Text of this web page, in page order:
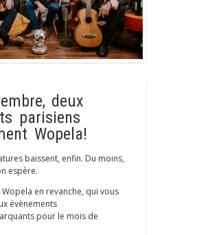
deux
parisiens
Wopela!
baissent, enfin. Du moins,
espère.
Wopela en revanche, qui vous
évènements
pour le mois de